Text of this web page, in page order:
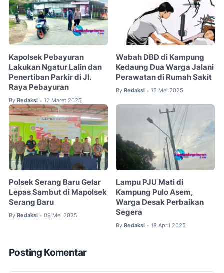
Kapolsek Pebayuran
Lakukan Ngatur Lalin dan
Penertiban Parkir di Jl.
Raya Pebayuran
By Redaksi • 12 Maret 2025
Wabah DBD di Kampung
Kedaung Dua Warga Jalani
Perawatan di Rumah Sakit
By Redaksi • 15 Mei 2025
Polsek Serang Baru Gelar
Lepas Sambut di Mapolsek
Serang Baru
By Redaksi • 09 Mei 2025
Lampu PJU Mati di
Kampung Pulo Asem,
Warga Desak Perbaikan
Segera
By Redaksi • 18 April 2025
Posting Komentar